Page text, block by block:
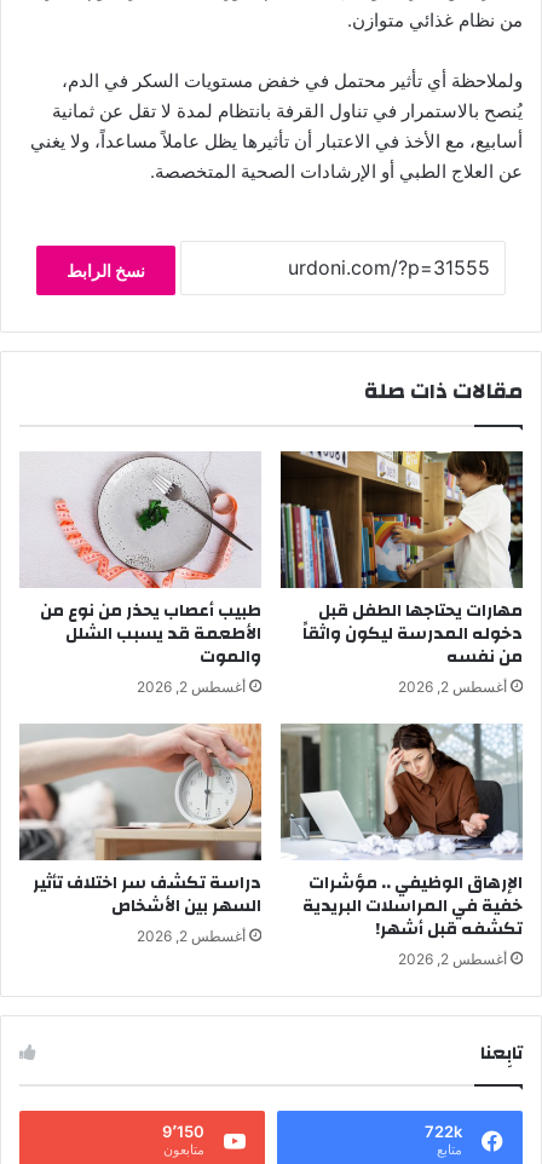
من نظام غذائي متوازن.
ولملاحظة أي تأثير محتمل في خفض مستويات السكر في الدم،
يُنصح بالاستمرار في تناول القرفة بانتظام لمدة لا تقل عن ثمانية
أسابيع، مع الأخذ في الاعتبار أن تأثيرها يظل عاملاً مساعداً، ولا يغني
عن العلاج الطبي أو الإرشادات الصحية المتخصصة.
نسخ الرابط
مقالات ذات صلة
مهارات يحتاجها الطفل قبل
دخوله المدرسة ليكون واثقاً
من نفسه
أغسطس 2, 2026
طبيب أعصاب يحذر من نوع من
الأطعمة قد يسبب الشلل
والموت
أغسطس 2, 2026
الإرهاق الوظيفي .. مؤشرات
خفية في المراسلات البريدية
تكشفه قبل أشهر!
أغسطس 2, 2026
دراسة تكشف سر اختلاف تأثير
السهر بين الأشخاص
أغسطس 2, 2026
تابِعنا
722k
متابع
9٬150
متابعون